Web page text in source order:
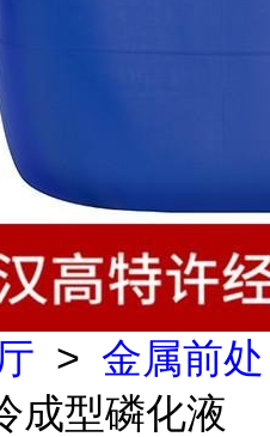
> 金属前处
成型磷化液